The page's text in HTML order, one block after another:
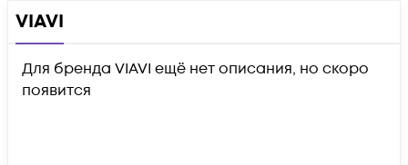
VIAVI
Для бренда VIAVI ещё нет описания, но скоро
появится